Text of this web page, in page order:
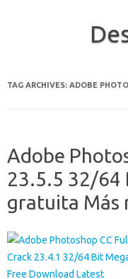
TAG ARCHIVES: ADOBE
Adobe
23.5.5 32/64
gratuita Más